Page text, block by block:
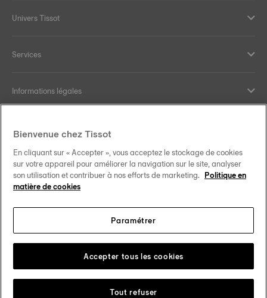
Univers Tissot
Services
Informations légales
Nos engagements
Suivez-nous sur les réseaux sociaux
Changer de pays Tissot Copyrights 2026
Bienvenue chez Tissot
En cliquant sur « Accepter », vous acceptez le stockage de cookies
sur votre appareil pour améliorer la navigation sur le site, analyser
son utilisation et contribuer à nos efforts de marketing. Politique en
matière de cookies
Paramétrer
Tout refuser
Accepter tous les cookies